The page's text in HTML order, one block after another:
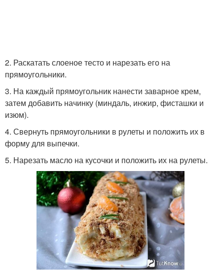
2. Раскатать слоеное тесто и нарезать его на
прямоугольники.
3. На каждый прямоугольник нанести заварное крем,
затем добавить начинку (миндаль, инжир, фисташки и
изюм).
4. Свернуть прямоугольники в рулеты и положить их в
форму для выпечки.
5. Нарезать масло на кусочки и положить их на рулеты.